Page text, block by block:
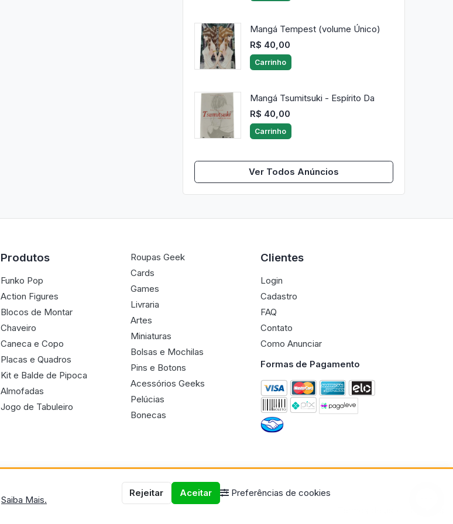
Mangá Tempest (volume Único)
R$ 40,00
Carrinho
Mangá Tsumitsuki - Espírito Da
R$ 40,00
Carrinho
Ver Todos Anúncios
Saiba Mais.
Rejeitar Aceitar Preferências de cookies
Produtos
Funko Pop
Action Figures
Blocos de Montar
Chaveiro
Caneca e Copo
Placas e Quadros
Kit e Balde de Pipoca
Almofadas
Jogo de Tabuleiro
Roupas Geek
Cards
Games
Livraria
Artes
Miniaturas
Bolsas e Mochilas
Pins e Botons
Acessórios Geeks
Pelúcias
Bonecas
Clientes
Login
Cadastro
FAQ
Contato
Como Anunciar
Formas de Pagamento